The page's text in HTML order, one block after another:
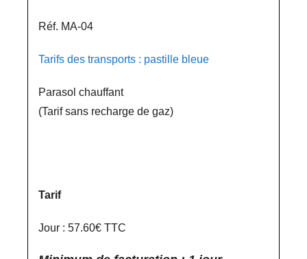
Réf. MA-04
Tarifs des transports : pastille bleue
Parasol chauffant
(Tarif sans recharge de gaz)
Tarif
Jour : 57.60€ TTC